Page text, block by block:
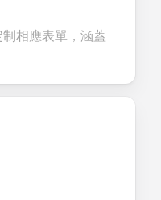
candidate
相應表單，涵蓋